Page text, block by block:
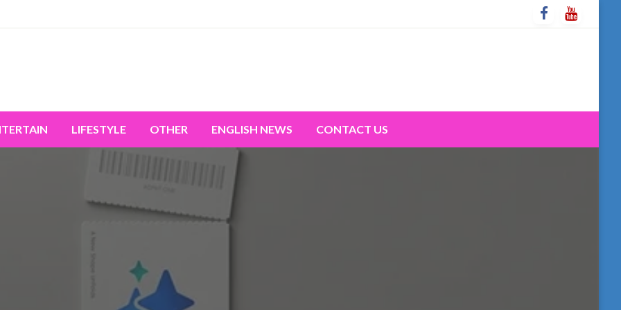
LIFESTYLE OTHER ENGLISH NEWS CONTACT US